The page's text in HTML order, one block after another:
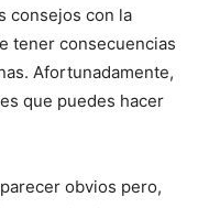
consejos con la
tener consecuencias
Afortunadamente,
que puedes hacer
obvios pero,